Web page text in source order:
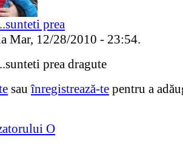
prea
Mar, 12/28/2010 - 23:54.
prea dragute
sauînregistrează-te pentru a